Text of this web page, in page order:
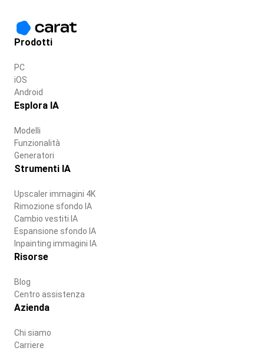
Prodotti
PC
iOS
Android
Esplora IA
Modelli
Funzionalità
Generatori
Strumenti IA
Upscaler immagini 4K
Rimozione sfondo IA
Cambio vestiti IA
Espansione sfondo IA
Inpainting immagini IA
Risorse
Blog
Centro assistenza
Azienda
Chi siamo
Carriere